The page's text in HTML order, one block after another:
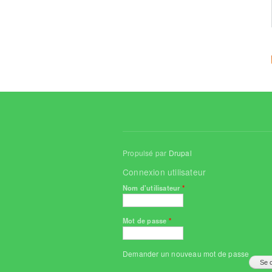
Propulsé par Drupal
Connexion utilisateur
Nom d'utilisateur *
Mot de passe *
Demander un nouveau mot de passe